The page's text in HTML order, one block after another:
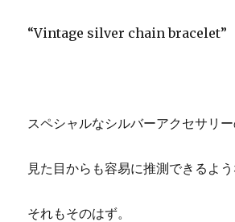
“Vintage silver chain bracelet”
スペシャルなシルバーアクセサリー
見た目からも容易に推測できるよう
それもそのはず。